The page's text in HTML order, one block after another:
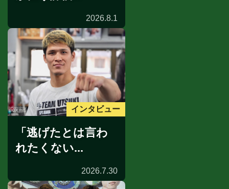
2026.8.1
インタビュー
「逃げたとは言わ
れたくない...
2026.7.30